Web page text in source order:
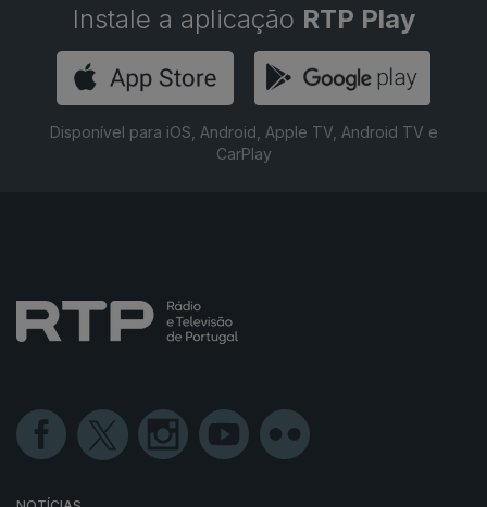
Instale a aplicação RTP Play
Disponível para iOS, Android, Apple TV, Android TV e
CarPlay